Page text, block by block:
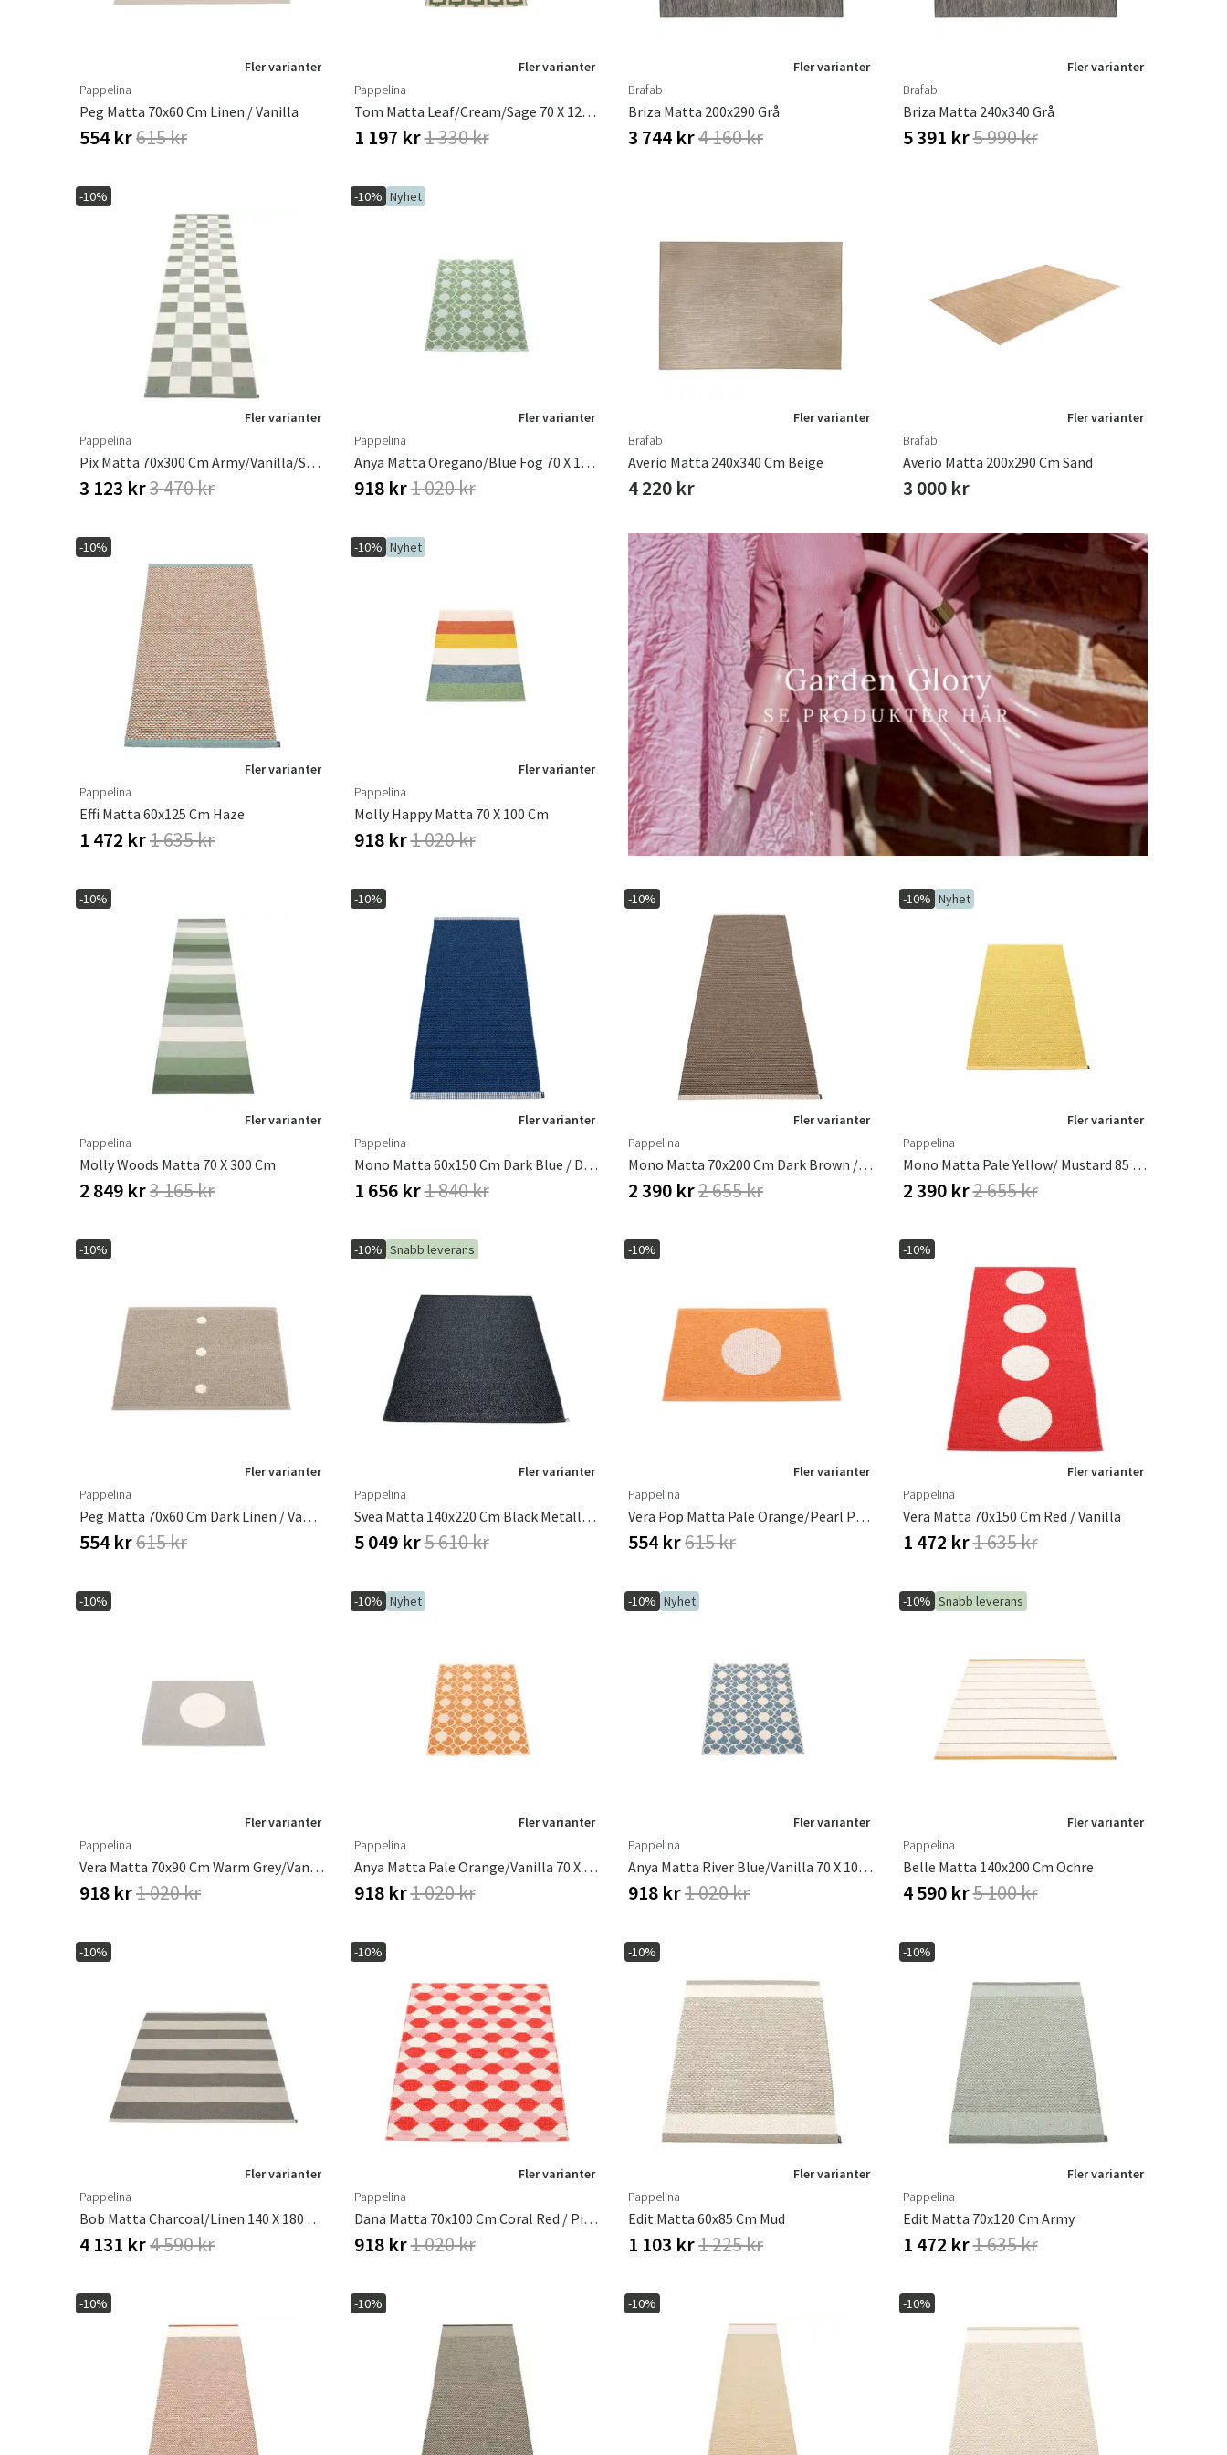
Danmark
Norge
Fler varianter
Pappelina
Peg Matta 70x60 Cm Linen / Vanilla
554 kr615 kr
Fler varianter
Pappelina
Tom Matta Leaf/Cream/sage 70 X 120 Cm
1 197 kr1 330 kr
Fler varianter
Brafab
Briza Matta 200x290 Grå
3 744 kr4 160 kr
Fler varianter
Brafab
Briza Matta 240x340 Grå
5 391 kr5 990 kr
-10%
Fler varianter
Pappelina
Pix Matta 70x300 Cm Army/Vanilla/Sage
3 123 kr3 470 kr
-10% Nyhet
Fler varianter
Pappelina
Anya Matta Oregano/Blue Fog 70 X 100 Cm
918 kr1 020 kr
Fler varianter
Brafab
Averio Matta 240x340 Cm Beige
4 220 kr
Fler varianter
Brafab
Averio Matta 200x290 Cm Sand
3 000 kr
-10%
Fler varianter
Pappelina
Effi Matta 60x125 Cm Haze
1 472 kr1 635 kr
-10% Nyhet
Fler varianter
Pappelina
Molly Happy Matta 70 X 100 Cm
918 kr1 020 kr
-10%
Fler varianter
Pappelina
Molly Woods Matta 70 X 300 Cm
2 849 kr3 165 kr
-10%
Fler varianter
Pappelina
Mono Matta 60x150 Cm Dark Blue / Denim
1 656 kr1 840 kr
-10%
Fler varianter
Pappelina
Mono Matta 70x200 Cm Dark Brown / Dark Linen
2 390 kr2 655 kr
-10% Nyhet
Fler varianter
Pappelina
Mono Matta Pale Yellow/ Mustard 85 X 160 Cm
2 390 kr2 655 kr
-10%
Fler varianter
Pappelina
Peg Matta 70x60 Cm Dark Linen / Vanilla
554 kr615 kr
-10% Snabb leverans
Fler varianter
Pappelina
Svea Matta 140x220 Cm Black Metallic / Black
5 049 kr5 610 kr
-10%
Fler varianter
Pappelina
Vera Pop Matta Pale Orange/Pearl Pink 70 X 50cm
554 kr615 kr
-10%
Fler varianter
Pappelina
Vera Matta 70x150 Cm Red / Vanilla
1 472 kr1 635 kr
-10%
Fler varianter
Pappelina
Vera Matta 70x90 Cm Warm Grey/vanilla
918 kr1 020 kr
-10% Nyhet
Fler varianter
Pappelina
Anya Matta Pale Orange/Vanilla 70 X 100 Cm
918 kr1 020 kr
-10% Nyhet
Fler varianter
Pappelina
Anya Matta River Blue/Vanilla 70 X 100 Cm
918 kr1 020 kr
-10% Snabb leverans
Fler varianter
Pappelina
Belle Matta 140x200 Cm Ochre
4 590 kr5 100 kr
-10%
Fler varianter
Pappelina
Bob Matta Charcoal/Linen 140 X 180 Cm
4 131 kr4 590 kr
-10%
Fler varianter
Pappelina
Dana Matta 70x100 Cm Coral Red / Piglet / Vanilla
918 kr1 020 kr
-10%
Fler varianter
Pappelina
Edit Matta 60x85 Cm Mud
1 103 kr1 225 kr
-10%
Fler varianter
Pappelina
Edit Matta 70x120 Cm Army
1 472 kr1 635 kr
-10% -10% -10% -10%